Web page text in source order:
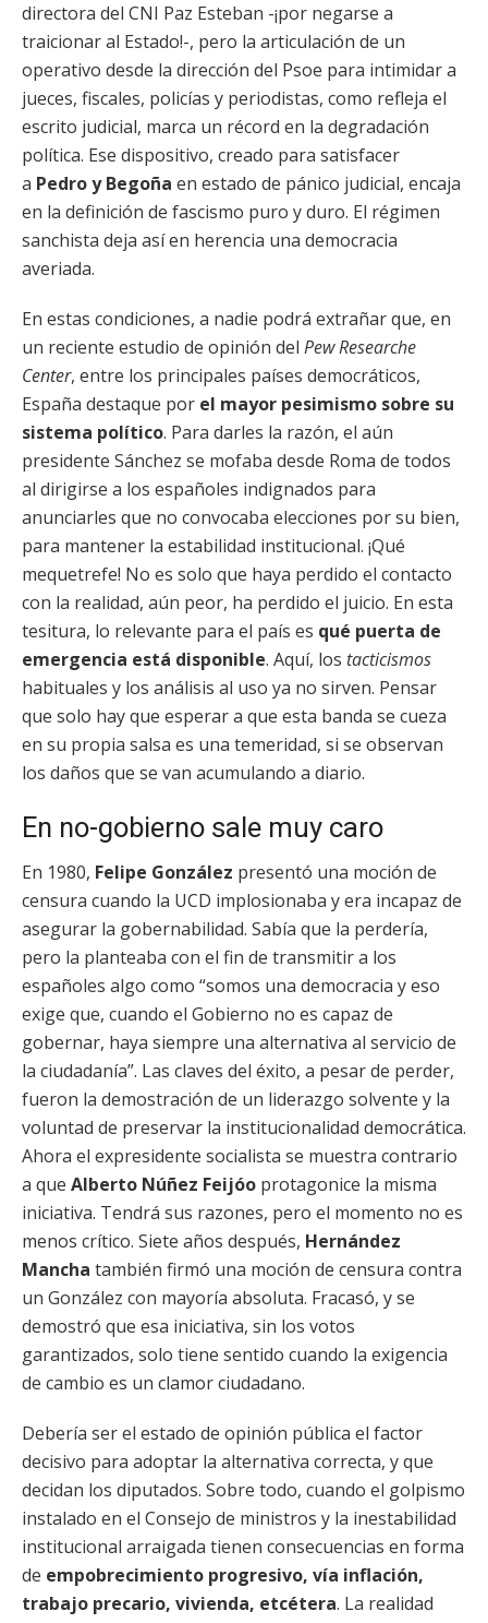
directora del CNI Paz Esteban -¡por negarse a
traicionar al Estado!-, pero la articulación de un
operativo desde la dirección del Psoe para intimidar a
jueces, fiscales, policías y periodistas, como refleja el
escrito judicial, marca un récord en la degradación
política. Ese dispositivo, creado para satisfacer
a Pedro y Begoña en estado de pánico judicial, encaja
en la definición de fascismo puro y duro. El régimen
sanchista deja así en herencia una democracia
averiada.
En estas condiciones, a nadie podrá extrañar que, en
un reciente estudio de opinión del Pew Researche
Center, entre los principales países democráticos,
España destaque por el mayor pesimismo sobre su
sistema político. Para darles la razón, el aún
presidente Sánchez se mofaba desde Roma de todos
al dirigirse a los españoles indignados para
anunciarles que no convocaba elecciones por su bien,
para mantener la estabilidad institucional. ¡Qué
mequetrefe! No es solo que haya perdido el contacto
con la realidad, aún peor, ha perdido el juicio. En esta
tesitura, lo relevante para el país es qué puerta de
emergencia está disponible. Aquí, los tacticismos
habituales y los análisis al uso ya no sirven. Pensar
que solo hay que esperar a que esta banda se cueza
en su propia salsa es una temeridad, si se observan
los daños que se van acumulando a diario.
En no-gobierno sale muy caro
En 1980, Felipe González presentó una moción de
censura cuando la UCD implosionaba y era incapaz de
asegurar la gobernabilidad. Sabía que la perdería,
pero la planteaba con el fin de transmitir a los
españoles algo como “somos una democracia y eso
exige que, cuando el Gobierno no es capaz de
gobernar, haya siempre una alternativa al servicio de
la ciudadanía”. Las claves del éxito, a pesar de perder,
fueron la demostración de un liderazgo solvente y la
voluntad de preservar la institucionalidad democrática.
Ahora el expresidente socialista se muestra contrario
a que Alberto Núñez Feijóo protagonice la misma
iniciativa. Tendrá sus razones, pero el momento no es
menos crítico. Siete años después, Hernández
Mancha también firmó una moción de censura contra
un González con mayoría absoluta. Fracasó, y se
demostró que esa iniciativa, sin los votos
garantizados, solo tiene sentido cuando la exigencia
de cambio es un clamor ciudadano.
Debería ser el estado de opinión pública el factor
decisivo para adoptar la alternativa correcta, y que
decidan los diputados. Sobre todo, cuando el golpismo
instalado en el Consejo de ministros y la inestabilidad
institucional arraigada tienen consecuencias en forma
de empobrecimiento progresivo, vía inflación,
trabajo precario, vivienda, etcétera. La realidad